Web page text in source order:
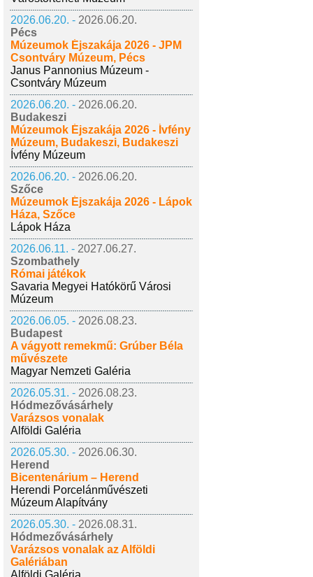
2026.06.20. - 2026.06.20.
Pécs
Múzeumok Éjszakája 2026 - JPM
Csontváry Múzeum, Pécs
Janus Pannonius Múzeum -
Csontváry Múzeum
2026.06.20. - 2026.06.20.
Budakeszi
Múzeumok Éjszakája 2026 - Ívfény
Múzeum, Budakeszi, Budakeszi
Ívfény Múzeum
2026.06.20. - 2026.06.20.
Szőce
Múzeumok Éjszakája 2026 - Lápok
Háza, Szőce
Lápok Háza
2026.06.11. - 2027.06.27.
Szombathely
Római játékok
Savaria Megyei Hatókörű Városi
Múzeum
2026.06.05. - 2026.08.23.
Budapest
A vágyott remekmű: Grúber Béla
művészete
Magyar Nemzeti Galéria
2026.05.31. - 2026.08.23.
Hódmezővásárhely
Varázsos vonalak
Alföldi Galéria
2026.05.30. - 2026.06.30.
Herend
Bicentenárium – Herend
Herendi Porcelánművészeti
Múzeum Alapítvány
2026.05.30. - 2026.08.31.
Hódmezővásárhely
Varázsos vonalak az Alföldi
Galériában
Alföldi Galéria